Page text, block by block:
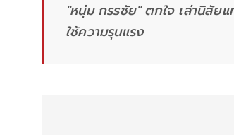
"หนุ่ม กรรชัย" ตกใจ เล่านิสัย
ใช้ความรุนแรง